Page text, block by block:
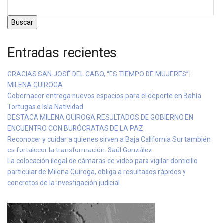
Buscar
Entradas recientes
GRACIAS SAN JOSÉ DEL CABO, “ES TIEMPO DE MUJERES”:
MILENA QUIROGA
Gobernador entrega nuevos espacios para el deporte en Bahía
Tortugas e Isla Natividad
DESTACA MILENA QUIROGA RESULTADOS DE GOBIERNO EN
ENCUENTRO CON BURÓCRATAS DE LA PAZ
Reconocer y cuidar a quienes sirven a Baja California Sur también
es fortalecer la transformación: Saúl González
La colocación ilegal de cámaras de video para vigilar domicilio
particular de Milena Quiroga, obliga a resultados rápidos y
concretos de la investigación judicial